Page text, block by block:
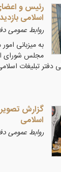
رئیس و
اسلامی
روابط عمومی
به میزبانی
مجلس شورای
دفتر تبلیغات
گزارش
اسلامی
روابط عمومی